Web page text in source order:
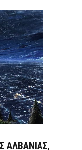
ΑΛΒΑΝΊΑΣ,